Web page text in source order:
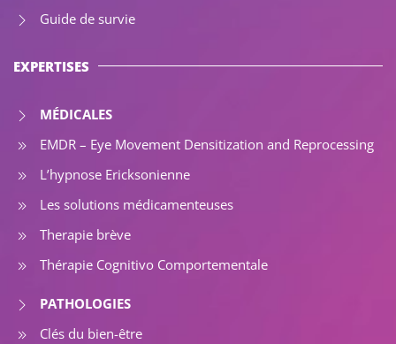
Guide de survie
EXPERTISES
MÉDICALES
EMDR – Eye Movement Densitization and Reprocessing
L’hypnose Ericksonienne
Les solutions médicamenteuses
Therapie brève
Thérapie Cognitivo Comportementale
PATHOLOGIES
Clés du bien-être